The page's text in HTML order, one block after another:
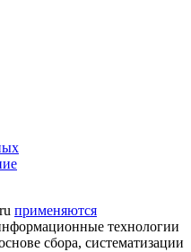
применяются
технологии
сбора, систематизации